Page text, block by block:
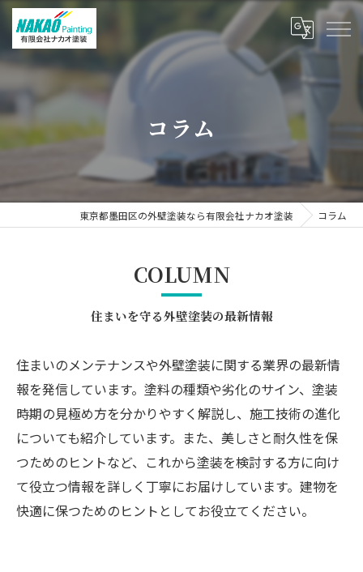
コラム
東京都墨田区の外壁塗装なら有限会社ナカオ塗装 コラム
COLUMN
住まいを守る外壁塗装の最新情報
住まいのメンテナンスや外壁塗装に関する業界の最新情
報を発信しています。塗料の種類や劣化のサイン、塗装
時期の見極め方を分かりやすく解説し、施工技術の進化
についても紹介しています。また、美しさと耐久性を保
つためのヒントなど、これから塗装を検討する方に向け
て役立つ情報を詳しく丁寧にお届けしています。建物を
快適に保つためのヒントとしてお役立てください。